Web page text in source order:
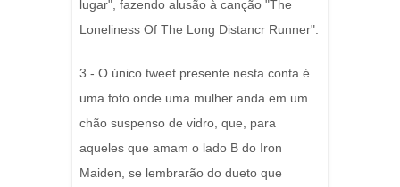
lugar", fazendo alusão à canção "The
Loneliness Of The Long Distancr Runner".
3 - O único tweet presente nesta conta é
uma foto onde uma mulher anda em um
chão suspenso de vidro, que, para
aqueles que amam o lado B do Iron
Maiden, se lembrarão do dueto que